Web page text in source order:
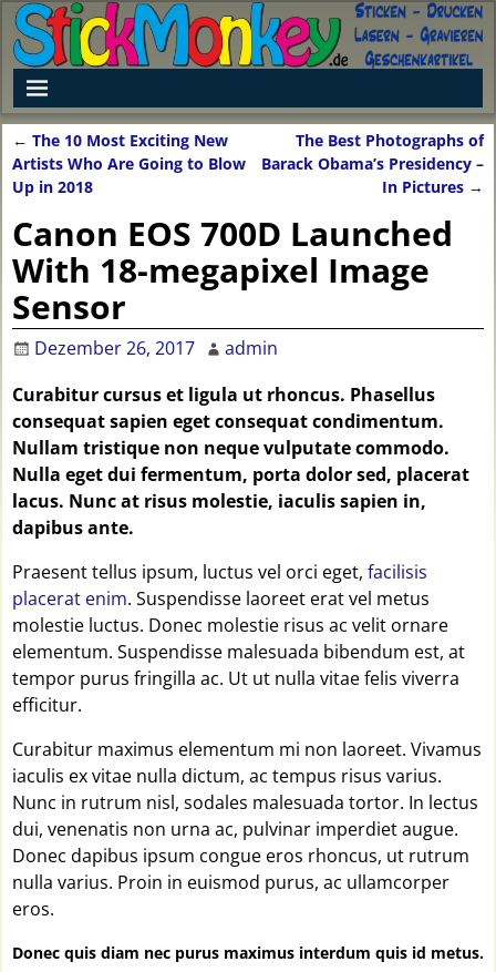
Artikelnavigation
← The 10 Most Exciting New
Artists Who Are Going to Blow
Up in 2018
The Best Photographs of
Barack Obama’s Presidency –
In Pictures →
Canon EOS 700D Launched
With 18-megapixel Image
Sensor
Dezember 26, 2017
admin
Curabitur cursus et ligula ut rhoncus. Phasellus
consequat sapien eget consequat condimentum.
Nullam tristique non neque vulputate commodo.
Nulla eget dui fermentum, porta dolor sed, placerat
lacus. Nunc at risus molestie, iaculis sapien in,
dapibus ante.
Praesent tellus ipsum, luctus vel orci eget, facilisis
placerat enim. Suspendisse laoreet erat vel metus
molestie luctus. Donec molestie risus ac velit ornare
elementum. Suspendisse malesuada bibendum est, at
tempor purus fringilla ac. Ut ut nulla vitae felis viverra
efficitur.
Curabitur maximus elementum mi non laoreet. Vivamus
iaculis ex vitae nulla dictum, ac tempus risus varius.
Nunc in rutrum nisl, sodales malesuada tortor. In lectus
dui, venenatis non urna ac, pulvinar imperdiet augue.
Donec dapibus ipsum congue eros rhoncus, ut rutrum
nulla varius. Proin in euismod purus, ac ullamcorper
eros.
Donec quis diam nec purus maximus interdum quis id metus.